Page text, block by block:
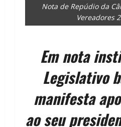
Nota de Repúdio da
Vereadores
Em nota
Legislativo
manifesta
ao seu